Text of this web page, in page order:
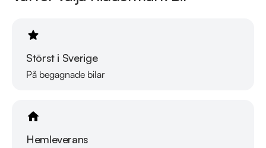
Störst i Sverige
På begagnade bilar
Hemleverans